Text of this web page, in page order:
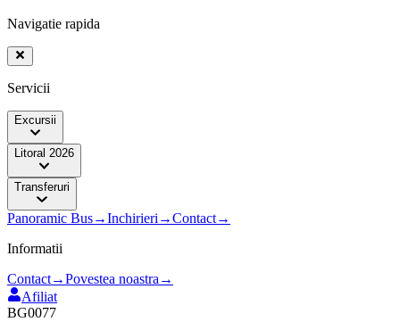
Navigatie rapida
Servicii
Excursii
Litoral 2026
Transferuri
Panoramic Bus→Inchirieri →Contact→
Informatii
Contact→Povestea noastra →
Afiliat
BG0077